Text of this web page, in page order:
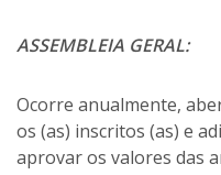
ASSEMBLEIA GERAL:
Ocorre anualmente,
os (as) inscritos (as) e
aprovar os valores das